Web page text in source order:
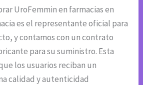
UroFemmin en farmacias en
es el representante oficial para
y contamos con un contrato
para su suministro. Esta
los usuarios reciban un
calidad y autenticidad